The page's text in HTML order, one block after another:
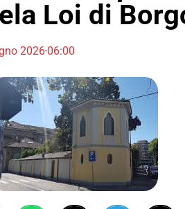
Loi di
202606:00